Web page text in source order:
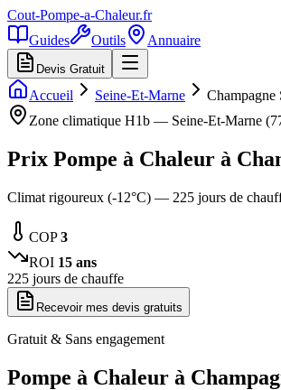
Cout-Pompe-a-Chaleur.fr
Guides
Outils Annuaire
Devis Gratuit
Accueil Seine-Et-Marne
Champagne
Zone climatique H1b — Seine-Et-Marne (
Prix Pompe à Chaleur à
Climat rigoureux (-12°C) — 225 jours de
COP3
ROI 15 ans
225 jours de chauffe
Recevoir mes devis gratuits
Gratuit & Sans engagement
Pompe à Chaleur à